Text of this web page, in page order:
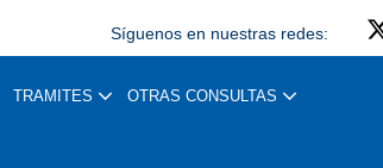
Síguenos en nuestras redes:
TRAMITES OTRAS CONSULTAS